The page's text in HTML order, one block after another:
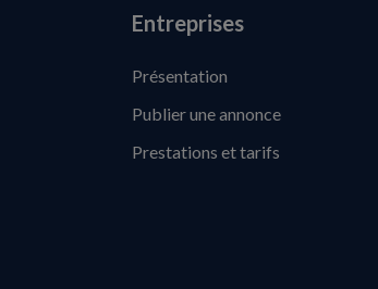
Entreprises
Présentation
Publier une annonce
Prestations et tarifs